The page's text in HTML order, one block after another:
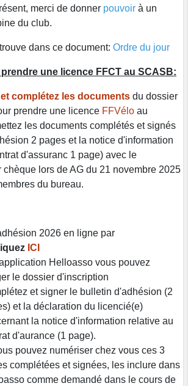
merci de donner pouvoir à un
du club.
dans ce document: Ordre du jour
une licence FFCT au SCASB:
complétez les documents du dossier
prendre une licence FFVélo au
les documents complétés et signés
2 pages et la notice d'information
d'assuranc 1 page) avec le
chèque lors de AG du 21 novembre 2025
du bureau.
2026 en ligne par
ICI
Helloasso vous pouvez
le dossier d'inscription
et signer le bulletin d'adhésion (2
et la déclaration du licencié(e)
la notice d'information relative au
d'aurance (1 page).
pouvez numériser chez vous ces 3
complétées et signées, les inclure dans
comme demandé dans le cours de